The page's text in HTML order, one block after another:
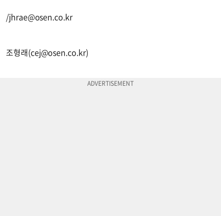
/jhrae@osen.co.kr
조형래(cej@osen.co.kr)